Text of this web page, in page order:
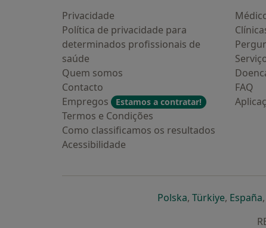
Privacidade
Política de privacidade para
determinados profissionais de
saúde
Quem somos
Contacto
Empregos
Estamos a contratar!
Termos e Condições
Como classificamos os resultados
Acessibilidade
FAQ
Polskaabre num novo
, Türkiyeabre
, España,